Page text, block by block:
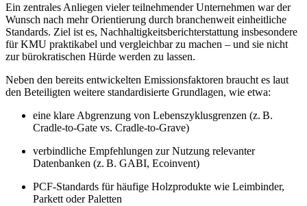
Ein zentrales Anliegen vieler teilnehmender Unternehmen war der
Wunsch nach mehr Orientierung durch branchenweit einheitliche
Standards. Ziel ist es, Nachhaltigkeitsberichterstattung insbesondere
für KMU praktikabel und vergleichbar zu machen – und sie nicht
zur bürokratischen Hürde werden zu lassen.
Neben den bereits entwickelten Emissionsfaktoren braucht es laut
den Beteiligten weitere standardisierte Grundlagen, wie etwa:
eine klare Abgrenzung von Lebenszyklusgrenzen (z. B.
Cradle-to-Gate vs. Cradle-to-Grave)
verbindliche Empfehlungen zur Nutzung relevanter
Datenbanken (z. B. GABI, Ecoinvent)
PCF-Standards für häufige Holzprodukte wie Leimbinder,
Parkett oder Paletten